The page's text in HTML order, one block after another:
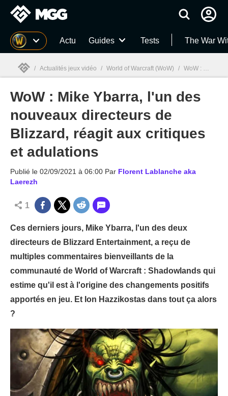
MGG Actu Guides Tests The War
MGG
/ Actualités jeux vidéo / World of Warcraft (WoW) / WoW : Mike Ybarra, l'un des nouveaux directeurs de Blizzard, réagit aux critiques et adulations
WoW : Mike Ybarra, l'un des
nouveaux directeurs de
Blizzard, réagit aux critiques
et adulations
Publié le 02/09/2021 à 06:00 Par Florent Lablanche aka
Laerezh
1
Ces derniers jours, Mike Ybarra, l'un des deux
directeurs de Blizzard Entertainment, a reçu de
multiples commentaires bienveillants de la
communauté de World of Warcraft : Shadowlands qui
estime qu'il est à l'origine des changements positifs
apportés en jeu. Et Ion Hazzikostas dans tout ça alors
?